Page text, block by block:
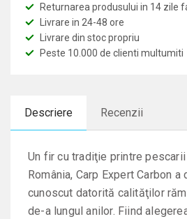
Returnarea produsului in 14 zile
Livrare in 24-48 ore
Livrare din stoc propriu
Peste 10.000 de clienti multumiti
Descriere Recenzii
Un fir cu tradiţie printre
România, Carp Expert Carbon
cunoscut datorită calităţilor
de-a lungul anilor. Fiind